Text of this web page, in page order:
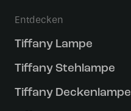
Entdecken
Tiffany Lampe
Tiffany Stehlampe
Tiffany Deckenlampe